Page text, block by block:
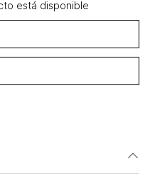
está disponible